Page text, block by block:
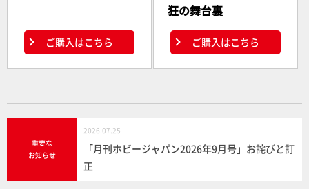
ご購入はこちら
狂の舞台裏
ご購入はこちら
重要な
お知らせ
2026.07.25
「月刊ホビージャパン2026年9月号」お詫びと訂
正